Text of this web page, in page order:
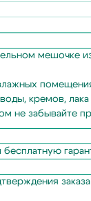
мешочке
кремов,
не забывайте